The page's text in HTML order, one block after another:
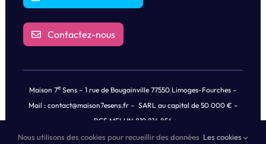
Contactez-nous
Maison 7e Sens – 1 rue de Bougainville 77550 Limoges-Fourches –
Mail : contact@maison7esens.fr– SARL au capital de 50 000 € –
RCS MELUN 819 814 856
© Copyright2026 |Mentions légales|Politique de Confidentialités
Nous utilisons des cookies pour recueillir des données Les cookies